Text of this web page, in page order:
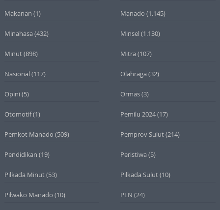
Makanan (1) Manado (1.145)
Minahasa (432) Minsel (1.130)
Minut(898) Mitra (107)
Nasional (117) Olahraga (32)
Opini (5) Ormas(3)
Otomotif(1) Pemilu 2024(17)
Pemkot Manado (509) Pemprov Sulut(214)
Pendidikan (19) Peristiwa (5)
Pilkada Minut(53) Pilkada Sulut(10)
Pilwako Manado (10) PLN (24)